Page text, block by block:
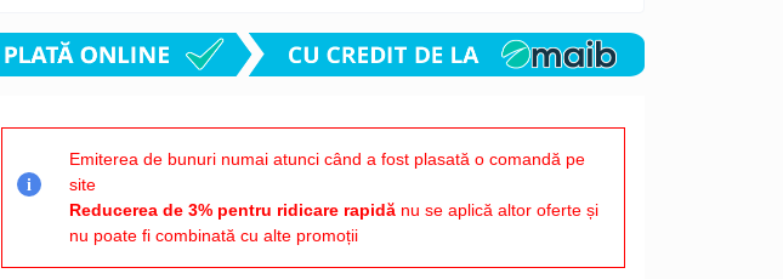
i
Emiterea de bunuri numai atunci când a fost plasată o comandă pe
site
Reducerea de 3% pentru ridicare rapidănu se aplică altor oferte și
nu poate fi combinată cu alte promoții